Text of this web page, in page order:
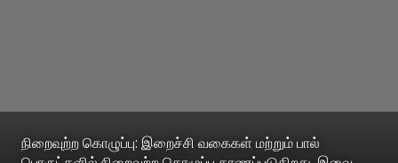
நிறைவுற்ற கொழுப்பு: இறைச்சி வகைகள் மற்றும் பால்